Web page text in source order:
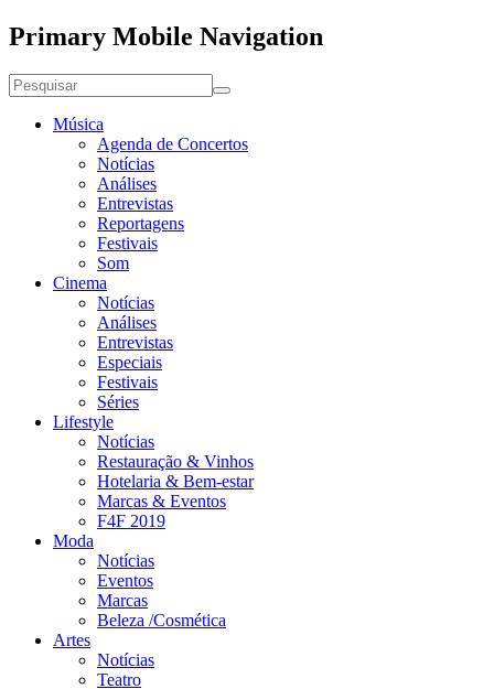
Primary Mobile Navigation
Música
Agenda de Concertos
Notícias
Análises
Entrevistas
Reportagens
Festivais
Som
Cinema
Notícias
Análises
Entrevistas
Especiais
Festivais
Séries
Lifestyle
Notícias
Restauração & Vinhos
Hotelaria & Bem-estar
Marcas & Eventos
F4F 2019
Moda
Notícias
Eventos
Marcas
Beleza /Cosmética
Artes
Notícias
Teatro